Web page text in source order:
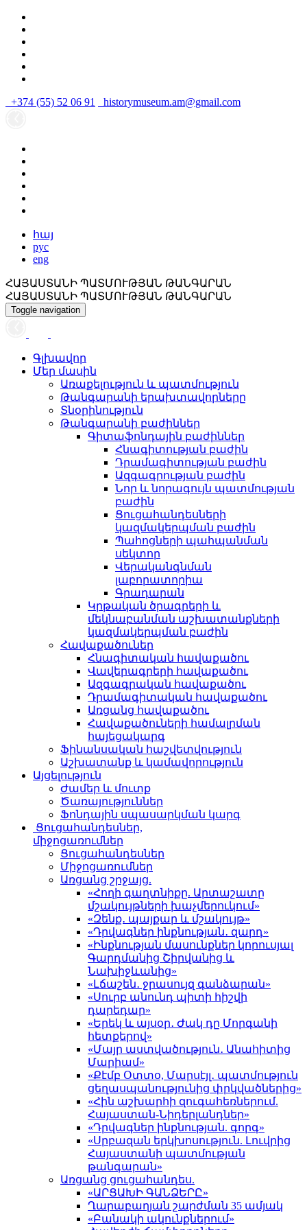
+374 (55) 52 06 91 historymuseum.am@gmail.com
հայ
рус
eng
ՀԱՅԱՍՏԱՆԻ ՊԱՏՄՈՒԹՅԱՆ ԹԱՆԳԱՐԱՆ
ՀԱՅԱՍՏԱՆԻ ՊԱՏՄՈՒԹՅԱՆ ԹԱՆԳԱՐԱՆ
Toggle navigation
Գլխավոր
Մեր մասին
Առաքելություն և պատմություն
Թանգարանի երախտավորները
Տնօրինություն
Թանգարանի բաժիններ
Գիտաֆոնդային բաժիններ
Հնագիտության բաժին
Դրամագիտության բաժին
Ազգագրության բաժին
Նոր և նորագույն պատմության
բաժին
Ցուցահանդեսների
կազմակերպման բաժին
Պահոցների պահպանման
սեկտոր
Վերականգնման
լաբորատորիա
Գրադարան
Կրթական ծրագրերի և
մեկնաբանման աշխատանքների
կազմակերպման բաժին
Հավաքածուներ
Հնագիտական հավաքածու
Վավերագրերի հավաքածու
Ազգագրական հավաքածու
Դրամագիտական հավաքածու
Առցանց հավաքածու
Հավաքածուների համալրման
հայեցակարգ
Ֆինանսական հաշվետվություն
Աշխատանք և կամավորություն
Այցելություն
Ժամեր և մուտք
Ծառայություններ
Ֆոնդային սպասարկման կարգ
Ցուցահանդեսներ,
միջոցառումներ
Ցուցահանդեսներ
Միջոցառումներ
Առցանց շրջայց.
«Հողի գաղտնիքը. Արտաշատը
մշակույթների խաչմերուկում»
«Զենք․ պայքար և մշակույթ»
«Դրվագներ ինքնության․ զարդ»
«Ինքնության մասունքներ կորուսյալ
Գարդմանից Շիրվանից և
Նախիջևանից»
«Լճաշեն․ ջրասույզ գանձարան»
«Սուրբ անունդ պիտի հիշվի
դարեդար»
«Երեկ և այսօր․ Ժակ դը Մորգանի
հետքերով»
«Մայր աստվածություն․ Անահիտից
Մարիամ»
«Քէմբ Օտտօ, Մարսէյլ․ պատմություն
ցեղասպանությունից փրկվածներից»
«Հին աշխարհի զուգահեռներում.
Հայաստան-Նիդերլանդներ»
«Դրվագներ ինքնության. գորգ»
«Սրբազան երկխոսություն. Լուվրից
Հայաստանի պատմության
թանգարան»
Առցանց ցուցահանդես.
«ԱՐՑԱԽԻ ԳԱՆՁԵՐԸ»
Ղարաբաղյան շարժման 35 ամյակ
«Բանակի ակունքներում»